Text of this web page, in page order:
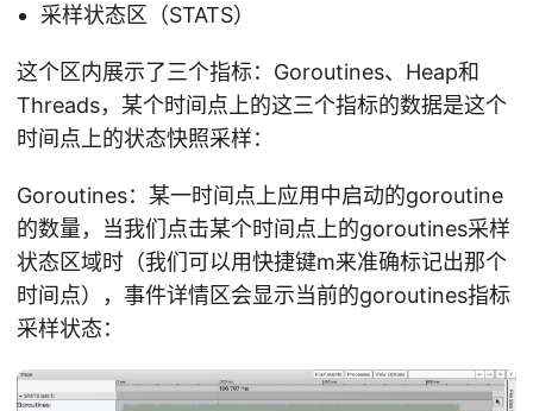
采样状态区（STATS）
这个区内展示了三个指标：Goroutines、Heap和
Threads，某个时间点上的这三个指标的数据是这个
时间点上的状态快照采样：
Goroutines：某一时间点上应用中启动的goroutine
的数量，当我们点击某个时间点上的goroutines采样
状态区域时（我们可以用快捷键m来准确标记出那个
时间点），事件详情区会显示当前的goroutines指标
采样状态：